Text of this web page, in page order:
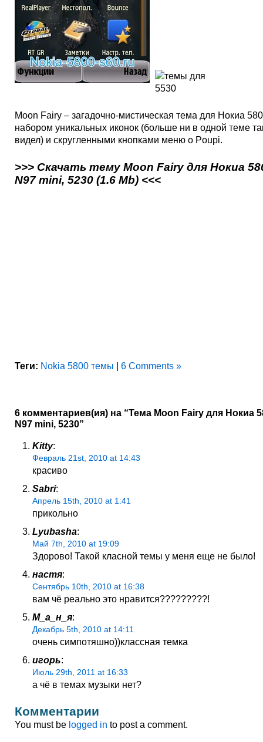
Moon Fairy – загадочно-мистическая тема для Нокиа
набором уникальных иконок (больше ни в одной теме
видел) и скругленными кнопками меню о Poupi.
>>> Скачать тему Moon Fairy для Нокиа
N97 mini, 5230 (1.6 Mb) <<<
Теги: Nokia 5800 темы 6 Comments »
6 комментариев(ия) на “Тема Moon Fairy для Нокиа
N97 mini, 5230”
Kitty:
Февраль 21st, 2010 at 14:43
красиво
Sabri:
Апрель 15th, 2010 at 1:41
прикольно
Lyubasha:
Май 7th, 2010 at 19:09
Здорово! Такой класной темы у меня еще не было!
настя:
Сентябрь 10th, 2010 at 16:38
вам чё реально это нравится?????????!
М_а_н_я:
Декабрь 5th, 2010 at 14:11
очень симпотяшно))классная темка
игорь:
Июль 29th, 2011 at 16:33
а чё в темах музыки нет?
Комментарии
You must be logged in to post a comment.